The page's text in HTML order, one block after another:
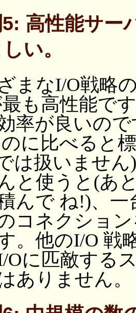
高性能サー
い。
まなI/O戦略
も高性能で
率が良いの
に比べると
は扱いませ
と使うと(あ
んで ね!)、
コネクショ
。他のI/O 戦
Oに匹敵する
ありません。